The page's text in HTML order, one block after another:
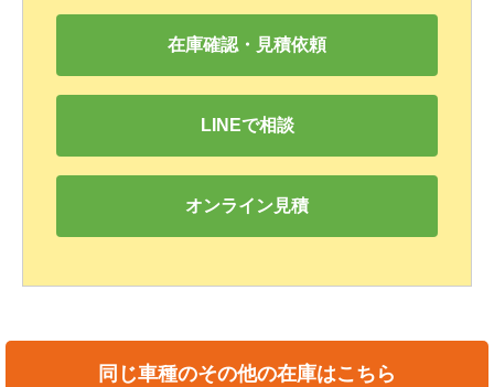
在庫確認・見積依頼
LINEで相談
オンライン見積
同じ車種のその他の在庫はこちら